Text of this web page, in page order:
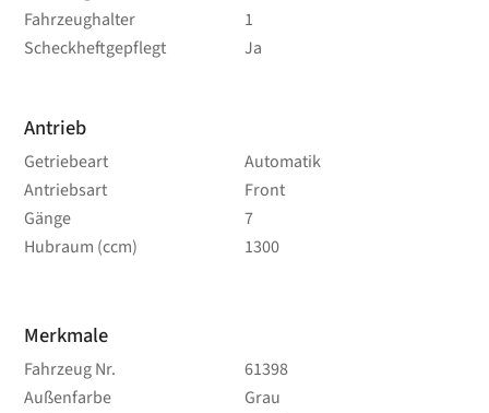
Fahrzeughalter
1
Scheckheftgepflegt
Ja
Antrieb
Getriebeart
Automatik
Antriebsart
Front
Gänge
7
Hubraum (ccm)
1300
Merkmale
Fahrzeug Nr.
61398
Außenfarbe
Grau